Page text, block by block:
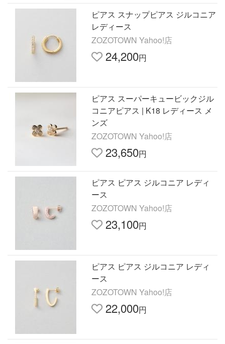
ピアス スナップピアス ジルコニア
レディース
ZOZOTOWN Yahoo!店
24,200円
ピアス スーパーキュービックジル
コニアピアス | K18 レディース メ
ンズ
ZOZOTOWN Yahoo!店
23,650円
ピアス ピアス ジルコニア レディ
ース
ZOZOTOWN Yahoo!店
23,100円
ピアス ピアス ジルコニア レディ
ース
ZOZOTOWN Yahoo!店
22,000円